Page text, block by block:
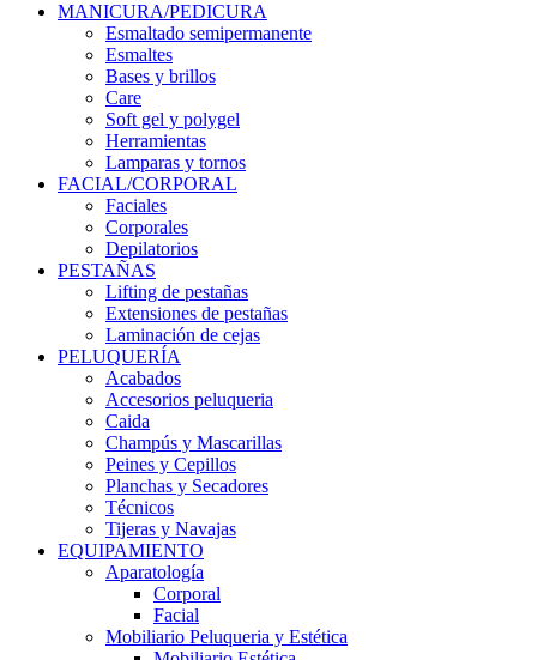
MANICURA/PEDICURA
Esmaltado semipermanente
Esmaltes
Bases y brillos
Care
Soft gel y polygel
Herramientas
Lamparas y tornos
FACIAL/CORPORAL
Faciales
Corporales
Depilatorios
PESTAÑAS
Lifting de pestañas
Extensiones de pestañas
Laminación de cejas
PELUQUERÍA
Acabados
Accesorios peluqueria
Caida
Champús y Mascarillas
Peines y Cepillos
Planchas y Secadores
Técnicos
Tijeras y Navajas
EQUIPAMIENTO
Aparatología
Corporal
Facial
Mobiliario Peluqueria y Estética